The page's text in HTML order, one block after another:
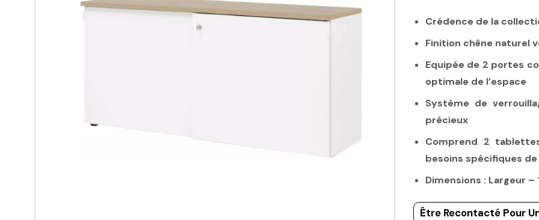
Crédence de la
Finition chêne naturel
Equipée de 2 portes
optimale de l’espace
Système de
précieux
Comprend 2
besoins spécifiques
Dimensions : Largeur
Être Recontacté Pour